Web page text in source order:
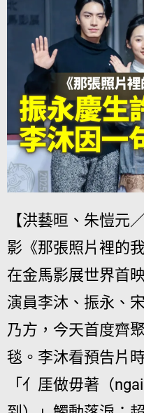
【洪藝晅、朱愷元
影《那張照片裡的
在金馬影展世界首
演員李沐、振永、
乃方，今天首度齊
毯。李沐看預告片
「亻厓做毋著（